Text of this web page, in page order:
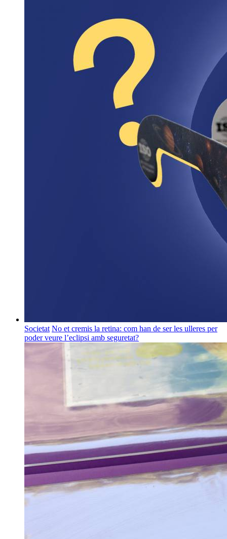
Societat No et cremis la retina: com han de ser les ulleres per
poder veure l’eclipsi amb seguretat?